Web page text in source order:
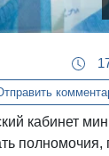
кабинет